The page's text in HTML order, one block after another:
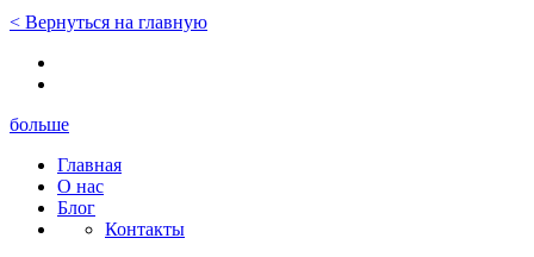
< Вернуться на главную
больше
Главная
О нас
Блог
Контакты